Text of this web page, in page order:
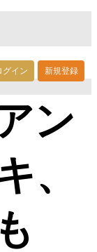
グイン 新規登録
ン
、
も